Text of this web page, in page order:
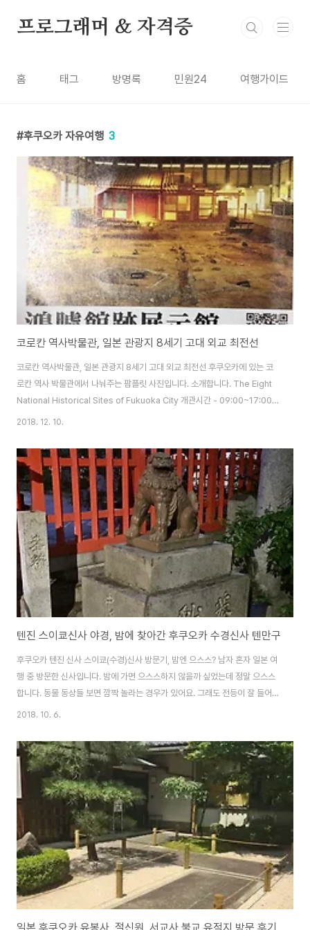
프로그래머 & 자격증
홈 태그 방명록 민원24 여행가이드
후쿠오카 자유여행 3
코로칸 역사박물관, 일본 관광지 8세기 고대 외교 최전선
코로칸 역사박물관, 일본 관광지 8세기 고대 외교 최전선 후쿠오카에 있는 코
로칸 역사 박물관에서 나눠주는 팜플릿 사진입니다. 소개합니다. The Eight
National Historical Sites of Fukuoka City 개관시간 - 09:00~17:00
(입장은 16:30 까지)휴관일 - 연말연시 (12월 29일 ~ 1월 3일) Business
Year-end and New Year holidays (Dec 28 - Jan 4) Tel - 092-
721-0282URL - http://bunkazai.city.fukuoka.lg.jp/ Kourokan
Guide Map Top : C..
2018. 12. 10.
텐진 스이쿄신사 야경, 밤에 찾아간 후쿠오카 수경신사 텐만구
후쿠오카 텐진 신사 스이쿄(수경)신사 방문기, 밤엔 으스스? 남자 혼자 일본 여
행 중 방문한 신사입니다. 밤에 가면 으스스하지 않을까 싶었는데 정말 으스스
합니다. 동물 동상들 보면 깜짝 놀라는 경우가 있어요. 그래도 전등이 잘 들어와
서 불빛 앞에 서면 아주 무섭지 않아요. 저는 이치란 라멘 본점에서 맛있게 식사
이쿄진자)에 들어갔습니다. 후쿠오카 야경을 보며 걷다가 방문한 수경신사. 여
기도 텐만구(천만궁)라 수험생들과 부모님들이 자주 찾는 곳이라고 합니다. 도
심 속의 작은 신사로 입구에선 벌써 물 흐르는 소리가 졸졸졸~ 들렸습니다. 밤
이라 조용해서 그런지 낮보단 더 크게 들립니다. 밤에는 전등이 들어와 많이 어
둡진 않습니다.낮에는 스..
2018. 10. 6.